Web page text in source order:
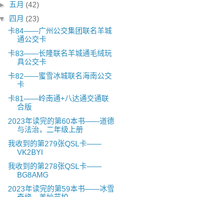
►五月(42)
▼
四月(23)
卡84——广州公交集团联名羊城
通公交卡
卡83——长隆联名羊城通毛绒玩
具公交卡
卡82——蜜雪冰城联名海南公交
卡
卡81——岭南通+八达通交通联
合版
2023年读完的第60本书——道德
与法治，二年级上册
我收到的第279张QSL卡——
VK2BYI
我收到的第278张QSL卡——
BG8AMG
2023年读完的第59本书——冰雪